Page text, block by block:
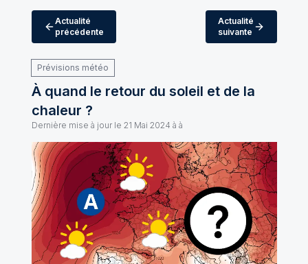
Actualité
précédente
Actualité
suivante
Prévisions météo
À quand le retour du soleil et de la
chaleur ?
Dernière mise à jour le 21 Mai 2024 à à